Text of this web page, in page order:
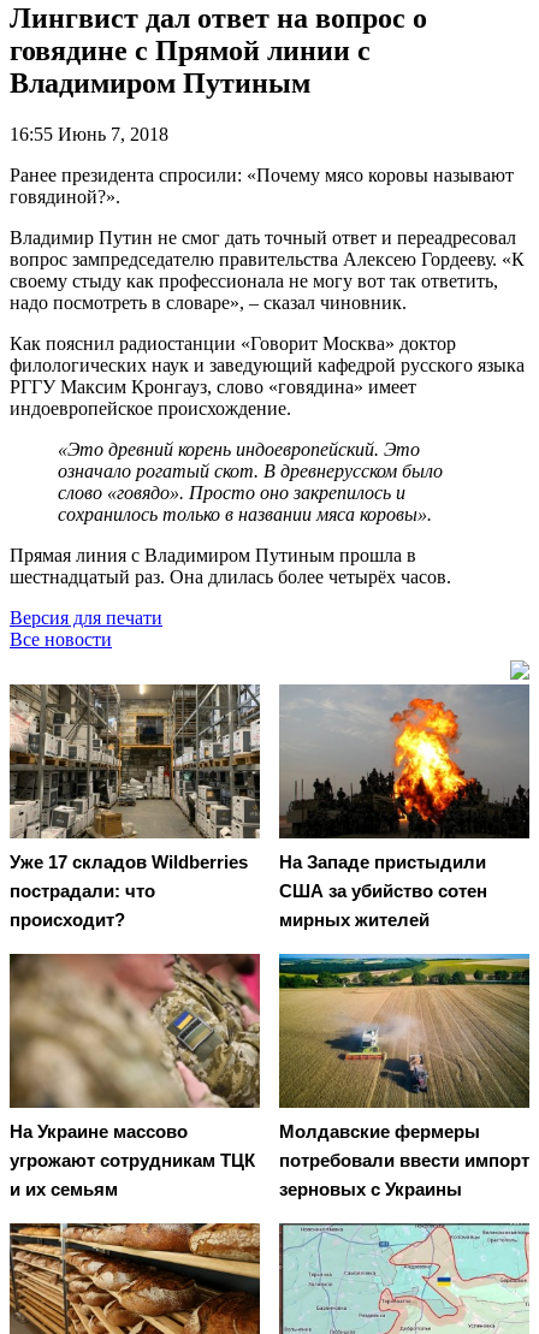
Лингвист дал ответ на вопрос о
говядине с Прямой линии с
Владимиром Путиным
16:55 Июнь 7, 2018
Ранее президента спросили: «Почему мясо коровы называют
говядиной?».
Владимир Путин не смог дать точный ответ и переадресовал
вопрос зампредседателю правительства Алексею Гордееву. «К
своему стыду как профессионала не могу вот так ответить,
надо посмотреть в словаре», – сказал чиновник.
Как пояснил радиостанции «Говорит Москва» доктор
филологических наук и заведующий кафедрой русского языка
РГГУ Максим Кронгауз, слово «говядина» имеет
индоевропейское происхождение.
«Это древний корень индоевропейский. Это
означало рогатый скот. В древнерусском было
слово «говядо». Просто оно закрепилось и
сохранилось только в названии мяса коровы».
Прямая линия с Владимиром Путиным прошла в
шестнадцатый раз. Она длилась более четырёх часов.
Версия для печати
Все новости
Уже 17 складов Wildberries
пострадали: что
происходит?
На Западе пристыдили
США за убийство сотен
мирных жителей
На Украине массово
угрожают сотрудникам ТЦК
и их семьям
Молдавские фермеры
потребовали ввести импорт
зерновых с Украины